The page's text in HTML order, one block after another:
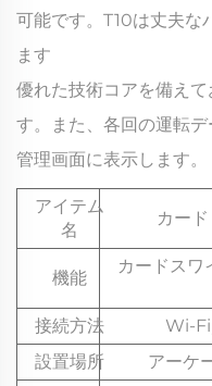
可能です。T10は丈夫な
ます
優れた技術コアを備え
す。また、各回の運転
管理画面に表示します。
アイテム
名
カー
機能
カードスワ
接続方法
Wi-Fi
設置場所
アーケ